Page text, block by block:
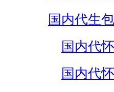
国内代生
国内代
国内代